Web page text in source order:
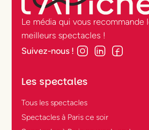
Le média qui vous recommande
meilleurs spectacles !
Suivez-nous !
Les spectales
Tous les spectacles
Spectacles à Paris ce soir